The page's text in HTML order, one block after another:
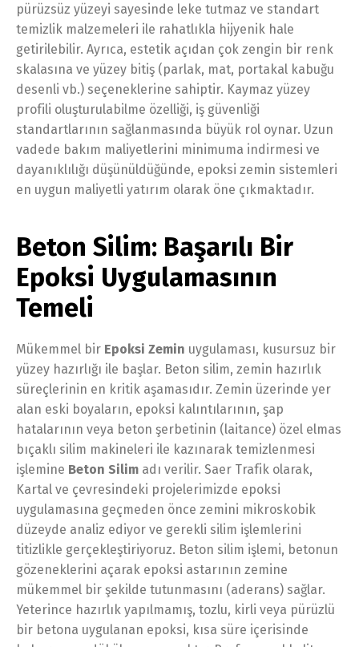
pürüzsüz yüzeyi sayesinde leke tutmaz ve standart
temizlik malzemeleri ile rahatlıkla hijyenik hale
getirilebilir. Ayrıca, estetik açıdan çok zengin bir renk
skalasına ve yüzey bitiş (parlak, mat, portakal kabuğu
desenli vb.) seçeneklerine sahiptir. Kaymaz yüzey
profili oluşturulabilme özelliği, iş güvenliği
standartlarının sağlanmasında büyük rol oynar. Uzun
vadede bakım maliyetlerini minimuma indirmesi ve
dayanıklılığı düşünüldüğünde, epoksi zemin sistemleri
en uygun maliyetli yatırım olarak öne çıkmaktadır.
Beton Silim: Başarılı Bir
Epoksi Uygulamasının
Temeli
Mükemmel bir Epoksi Zemin uygulaması, kusursuz bir
yüzey hazırlığı ile başlar. Beton silim, zemin hazırlık
süreçlerinin en kritik aşamasıdır. Zemin üzerinde yer
alan eski boyaların, epoksi kalıntılarının, şap
hatalarının veya beton şerbetinin (laitance) özel elmas
bıçaklı silim makineleri ile kazınarak temizlenmesi
işlemine Beton Silim adı verilir. Saer Trafik olarak,
Kartal ve çevresindeki projelerimizde epoksi
uygulamasına geçmeden önce zemini mikroskobik
düzeyde analiz ediyor ve gerekli silim işlemlerini
titizlikle gerçekleştiriyoruz. Beton silim işlemi, betonun
gözeneklerini açarak epoksi astarının zemine
mükemmel bir şekilde tutunmasını (aderans) sağlar.
Yeterince hazırlık yapılmamış, tozlu, kirli veya pürüzlü
bir betona uygulanan epoksi, kısa süre içerisinde